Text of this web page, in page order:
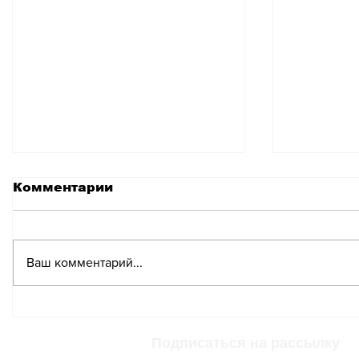
Комментарии
Ваш комментарий...